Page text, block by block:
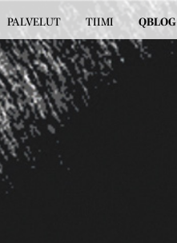
PALVELUT TIIMI QBLOG